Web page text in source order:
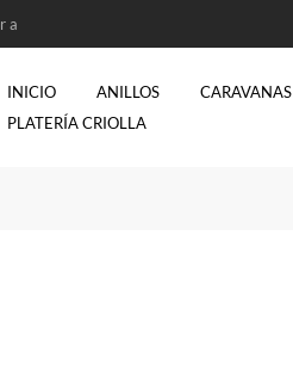
a
INICIO ANILLOS CARAVANAS
PLATERÍA CRIOLLA